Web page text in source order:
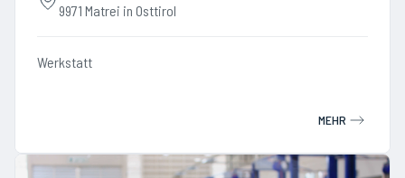
9971 Matrei in Osttirol
Werkstatt
MEHR